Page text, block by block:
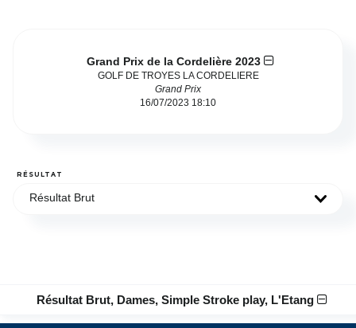
Grand Prix de la Cordelière 2023
GOLF DE TROYES LA CORDELIERE
Grand Prix
16/07/2023 18:10
RÉSULTAT
Résultat Brut
Résultat Brut, Dames, Simple Stroke play, L'Etang